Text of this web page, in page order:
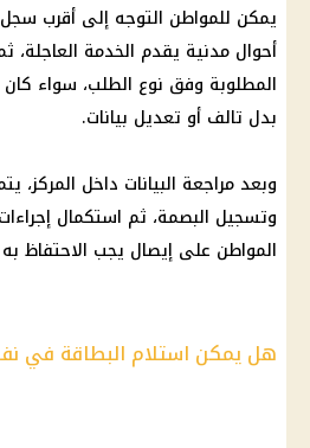
يمكن للمواطن التوجه إلى أقرب
أحوال مدنية يقدم الخدمة العاجلة،
المطلوبة وفق نوع الطلب، سواء كان
بدل تالف أو تعديل بيانات.
وبعد مراجعة البيانات داخل المركز،
وتسجيل البصمة، ثم استكمال
المواطن على إيصال يجب الاحتفاظ
هل يمكن استلام البطاقة في